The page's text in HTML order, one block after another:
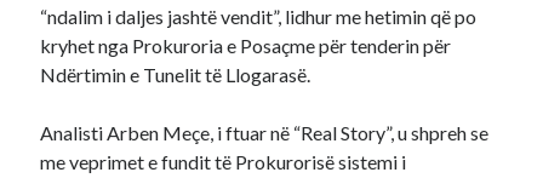
“ndalim i daljes jashtë vendit”, lidhur me hetimin që po
kryhet nga Prokuroria e Posaçme për tenderin për
Ndërtimin e Tunelit të Llogarasë.
Analisti Arben Meçe, i ftuar në “Real Story”, u shpreh se
me veprimet e fundit të Prokurorisë sistemi i